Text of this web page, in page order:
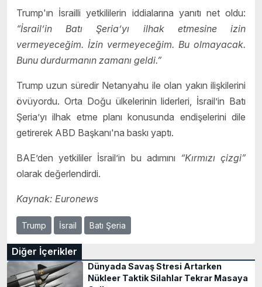
Trump'ın İsrailli yetkililerin iddialarına yanıtı net oldu:
“İsrail’in Batı Şeria’yı ilhak etmesine izin
vermeyeceğim. İzin vermeyeceğim. Bu olmayacak.
Bunu durdurmanın zamanı geldi.”
Trump uzun süredir Netanyahu ile olan yakın ilişkilerini
övüyordu. Orta Doğu ülkelerinin liderleri, İsrail’in Batı
Şeria’yı ilhak etme planı konusunda endişelerini dile
getirerek ABD Başkanı'na baskı yaptı.
BAE’den yetkililer İsrail’in bu adımını “Kırmızı çizgi”
olarak değerlendirdi.
Kaynak: Euronews
Trump İsrail Batı Şeria
Diğer İçerikler
Dünyada Savaş Stresi Artarken
Nükleer Taktik Silahlar Tekrar Masaya